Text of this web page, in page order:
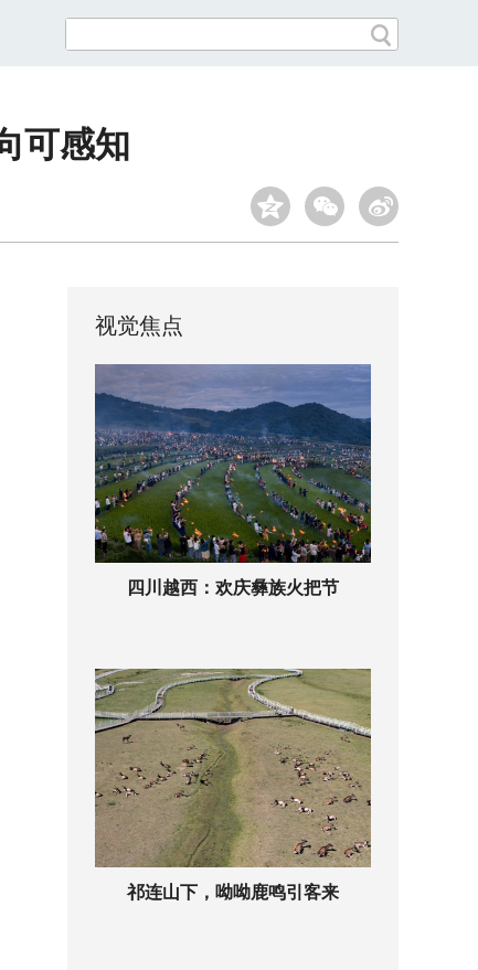
可感知
视觉焦点
四川越西：欢庆彝族火把节
祁连山下，呦呦鹿鸣引客来